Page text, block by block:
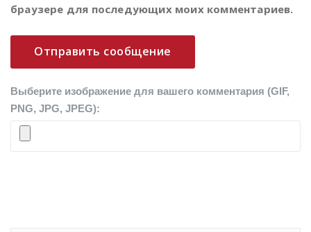
браузере для последующих моих комментариев.
Выберите изображение для вашего комментария (GIF,
PNG, JPG, JPEG):